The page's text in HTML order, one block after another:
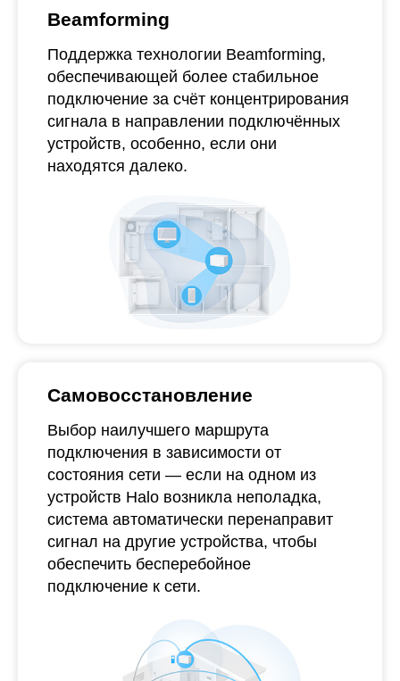
Beamforming
Поддержка технологии Beamforming,
обеспечивающей более стабильное
подключение за счёт концентрирования
сигнала в направлении подключённых
устройств, особенно, если они
находятся далеко.
Самовосстановление
Выбор наилучшего маршрута
подключения в зависимости от
состояния сети — если на одном из
устройств Halo возникла неполадка,
система автоматически перенаправит
сигнал на другие устройства, чтобы
обеспечить бесперебойное
подключение к сети.